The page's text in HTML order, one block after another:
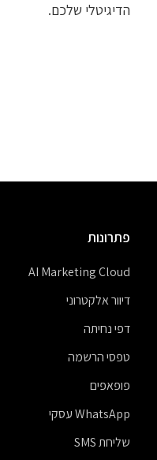
הדיגיטלי שלכם.
פתרונות
AI Marketing Cloud
דיוור אלקטרוני
דפי נחיתה
טפסי הרשמה
פופאפים
WhatsApp עסקי
שליחת SMS